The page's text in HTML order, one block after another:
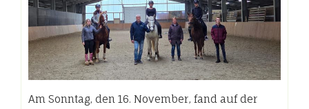
Am Sonntag, den 16. November, fand auf der